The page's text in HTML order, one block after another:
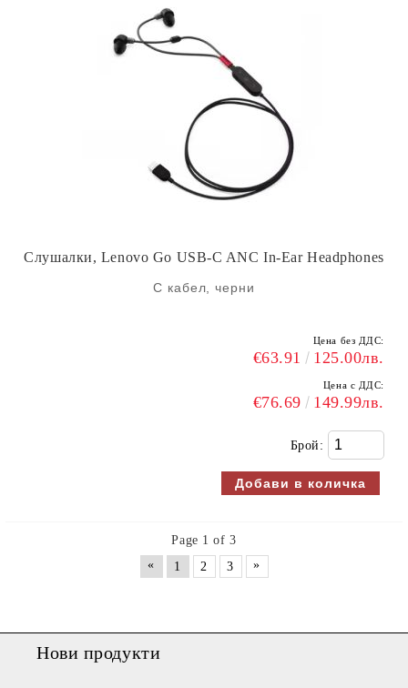
Слушалки, Lenovo Go USB-C ANC In-Ear Headphones
С кабел, черни
Цена без ДДС:
€63.91 125.00лв.
Цена с ДДС:
€76.69 149.99лв.
Брой:
Page 1 of 3
«
1 2 3 »
Нови продукти